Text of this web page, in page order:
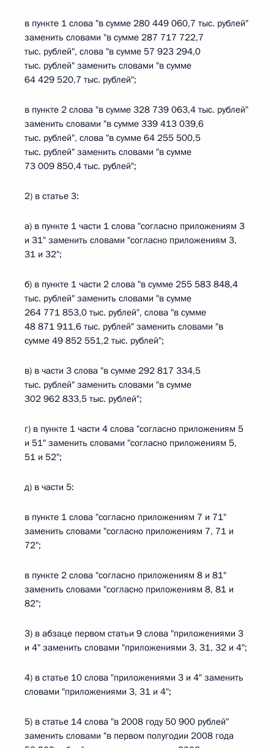
в пункте 1 слова "в сумме 280 449 060,7 тыс. рублей"
заменить словами "в сумме 287 717 722,7
тыс. рублей", слова "в сумме 57 923 294,0
тыс. рублей" заменить словами "в сумме
64 429 520,7 тыс. рублей";
в пункте 2 слова "в сумме 328 739 063,4 тыс. рублей"
заменить словами "в сумме 339 413 039,6
тыс. рублей", слова "в сумме 64 255 500,5
тыс. рублей" заменить словами "в сумме
73 009 850,4 тыс. рублей";
2) в статье 3:
а) в пункте 1 части 1 слова "согласно приложениям 3
и 31" заменить словами "согласно приложениям 3,
31 и 32";
б) в пункте 1 части 2 слова "в сумме 255 583 848,4
тыс. рублей" заменить словами "в сумме
264 771 853,0 тыс. рублей", слова "в сумме
48 871 911,6 тыс. рублей" заменить словами "в
сумме 49 852 551,2 тыс. рублей";
в) в части 3 слова "в сумме 292 817 334,5
тыс. рублей" заменить словами "в сумме
302 962 833,5 тыс. рублей";
г) в пункте 1 части 4 слова "согласно приложениям 5
и 51" заменить словами "согласно приложениям 5,
51 и 52";
д) в части 5:
в пункте 1 слова "согласно приложениям 7 и 71"
заменить словами "согласно приложениям 7, 71 и
72";
в пункте 2 слова "согласно приложениям 8 и 81"
заменить словами "согласно приложениям 8, 81 и
82";
3) в абзаце первом статьи 9 слова "приложениями 3
и 4" заменить словами "приложениями 3, 31, 32 и 4";
4) в статье 10 слова "приложениями 3 и 4" заменить
словами "приложениями 3, 31 и 4";
5) в статье 14 слова "в 2008 году 50 900 рублей"
заменить словами "в первом полугодии 2008 года